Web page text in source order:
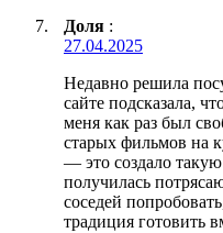
Доля :
27.04.2025
Недавно решила
сайте подсказала,
меня как раз был
старых фильмов на
— это создало
получилась
соседей
традиция готовить